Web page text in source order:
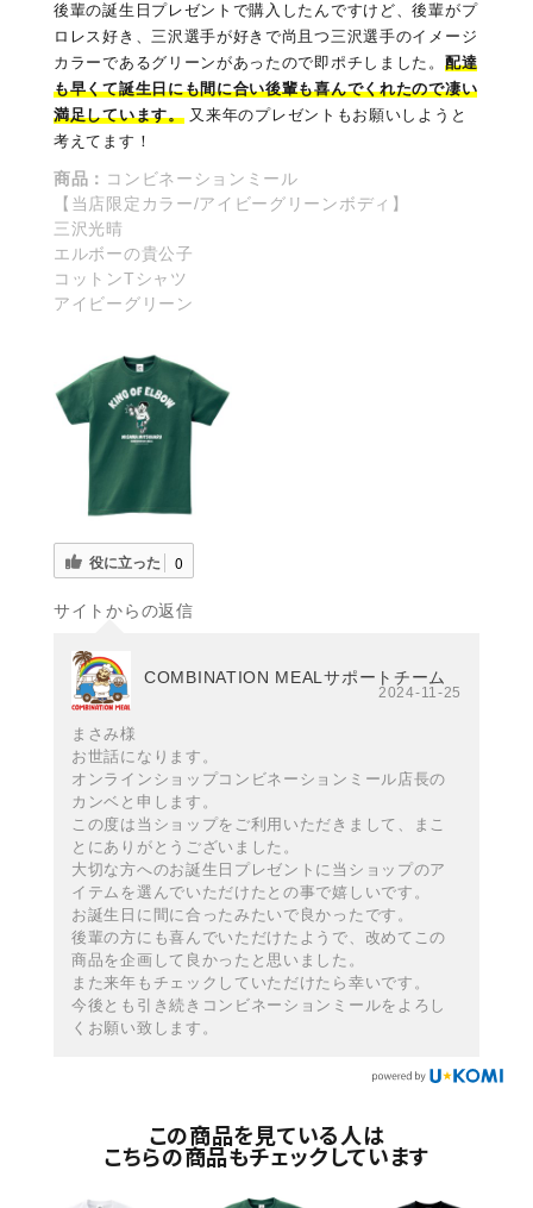
後輩の誕生日プレゼントで購入したんですけど、後輩がプ
ロレス好き、三沢選手が好きで尚且つ三沢選手のイメージ
カラーであるグリーンがあったので即ポチしました。 配達
も早くて誕生日にも間に合い後輩も喜んでくれたので凄い
満足しています。又来年のプレゼントもお願いしようと
考えてます！
商品： コンビネーションミール
【当店限定カラー/アイビーグリーンボディ】
三沢光晴
エルボーの貴公子
コットンTシャツ
アイビーグリーン
役に立った 0
サイトからの返信
COMBINATION MEALサポートチーム
2024-11-25
まさみ様
お世話になります。
オンラインショップコンビネーションミール店長の
カンベと申します。
この度は当ショップをご利用いただきまして、まこ
とにありがとうございました。
大切な方へのお誕生日プレゼントに当ショップのア
イテムを選んでいただけたとの事で嬉しいです。
お誕生日に間に合ったみたいで良かったです。
後輩の方にも喜んでいただけたようで、改めてこの
商品を企画して良かったと思いました。
また来年もチェックしていただけたら幸いです。
今後とも引き続きコンビネーションミールをよろし
くお願い致します。
この商品を見ている人は
こちらの商品もチェックしています